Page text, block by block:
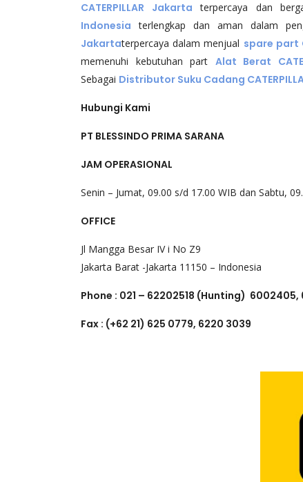
CATERPILLAR Jakarta terpercaya dan
Indonesia terlengkap dan aman dalam
Jakartaterpercaya dalam menjual spare part
memenuhi kebutuhan part Alat Berat
Sebagai Distributor Suku Cadang
Hubungi Kami
PT BLESSINDO PRIMA SARANA
JAM OPERASIONAL
Senin – Jumat, 09.00 s/d 17.00 WIB dan Sabtu,
OFFICE
Jl Mangga Besar IV i No Z9
Jakarta Barat -Jakarta 11150 – Indonesia
Phone : 021 – 62202518 (Hunting)
Fax : (+62 21) 625 0779, 6220 3039